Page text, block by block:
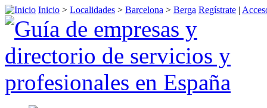
Inicio > Localidades > Barcelona > Berga Regístrate |